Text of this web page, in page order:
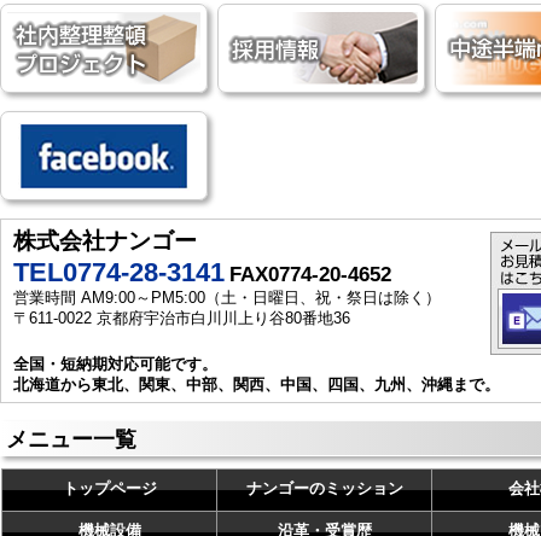
株式会社ナンゴー
TEL0774-28-3141 FAX0774-20-4652
営業時間 AM9:00～PM5:00（土・日曜日、祝・祭日は除く）
〒611-0022 京都府宇治市白川川上り谷80番地36
全国・短納期対応可能です。
北海道から東北、関東、中部、関西、中国、四国、九州、沖縄まで。
メニュー一覧
トップページ ナンゴーのミッション 会
機械設備 沿革・受賞歴 機